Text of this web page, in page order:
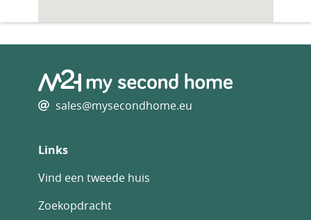
sales@mysecondhome.eu
Links
Vind een tweede huis
Zoekopdracht